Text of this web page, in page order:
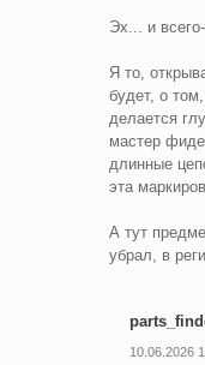
Эх... и всего-
Я то,
будет, о
делается
мастер
длинные
эта
А тут
убрал, в
10.06.2026